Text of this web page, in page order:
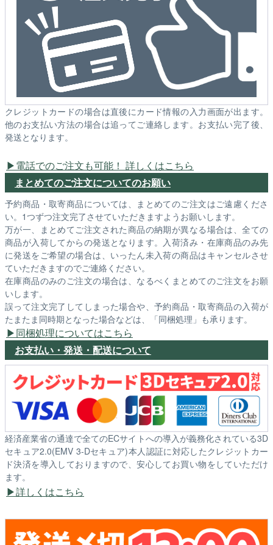
クレジットカードの場合は直後にカード情報の入力画面が出ます。
他のお支払い方法の場合は追ってご連絡します。お支払い完了後、
発送となります。
電話でのご注文も可能！ 詳しくはこちら
まとめてのご注文についてのお願い
予約商品・取寄商品については、まとめてのご注文はご遠慮くださ
い。1つずつ注文完了させていただきますようお願いします。
万が一、まとめてご注文された商品の納期が異なる場合は、全ての
商品が入荷してからの発送となります。入荷済み・在庫商品のみ先
に発送をご希望の場合は、いったん未入荷の商品はキャンセルさせ
ていただきますのでご連絡ください。
在庫商品のみのご注文の場合は、なるべくまとめてのご注文をお願
いします。
誤って注文完了してしまった場合や、予約商品・取寄商品の入荷が
たまたま同時期となった場合などは、「同梱処理」も承ります。
同梱処理についてはこちら
お支払い・発送・配送について
経済産業省の通達で全てのECサイトへの導入が義務化されている3D
セキュア2.0(EMV 3-Dセキュア)本人認証に対応したクレジットカー
ド決済を導入しておりますので、安心してお買い物をしていただけ
ます。
詳しくはこちら